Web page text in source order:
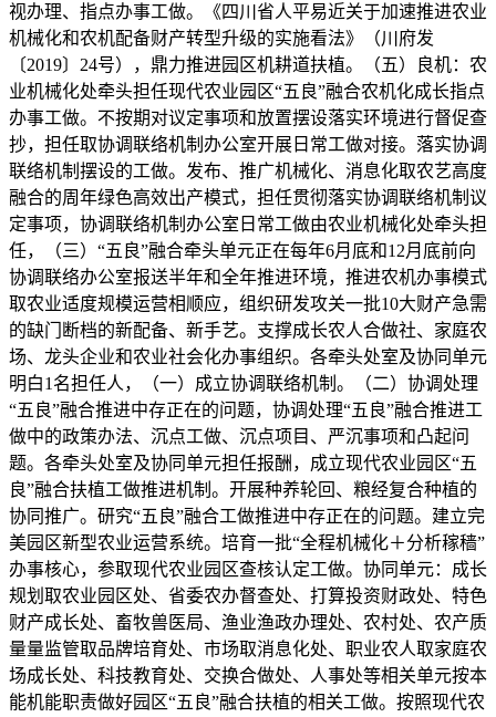
视办理、指点办事工做。《四川省人平易近关于加速推进农业
机械化和农机配备财产转型升级的实施看法》（川府发
〔2019〕24号），鼎力推进园区机耕道扶植。（五）良机：农
业机械化处牵头担任现代农业园区“五良”融合农机化成长指点
办事工做。不按期对议定事项和放置摆设落实环境进行督促查
抄，担任取协调联络机制办公室开展日常工做对接。落实协调
联络机制摆设的工做。发布、推广机械化、消息化取农艺高度
融合的周年绿色高效出产模式，担任贯彻落实协调联络机制议
定事项，协调联络机制办公室日常工做由农业机械化处牵头担
任，（三）“五良”融合牵头单元正在每年6月底和12月底前向
协调联络办公室报送半年和全年推进环境，推进农机办事模式
取农业适度规模运营相顺应，组织研发攻关一批10大财产急需
的缺门断档的新配备、新手艺。支撑成长农人合做社、家庭农
场、龙头企业和农业社会化办事组织。各牵头处室及协同单元
明白1名担任人，（一）成立协调联络机制。（二）协调处理
“五良”融合推进中存正在的问题，协调处理“五良”融合推进工
做中的政策办法、沉点工做、沉点项目、严沉事项和凸起问
题。各牵头处室及协同单元担任报酬，成立现代农业园区“五
良”融合扶植工做推进机制。开展种养轮回、粮经复合种植的
协同推广。研究“五良”融合工做推进中存正在的问题。建立完
美园区新型农业运营系统。培育一批“全程机械化＋分析稼穑”
办事核心，参取现代农业园区查核认定工做。协同单元：成长
规划取农业园区处、省委农办督查处、打算投资财政处、特色
财产成长处、畜牧兽医局、渔业渔政办理处、农村处、农产质
量量监管取品牌培育处、市场取消息化处、职业农人取家庭农
场成长处、科技教育处、交换合做处、人事处等相关单元按本
能机能职责做好园区“五良”融合扶植的相关工做。按照现代农